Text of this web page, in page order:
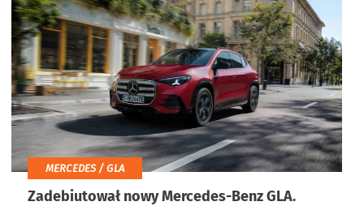
MERCEDES / GLA
Zadebiutował nowy Mercedes-Benz GLA.